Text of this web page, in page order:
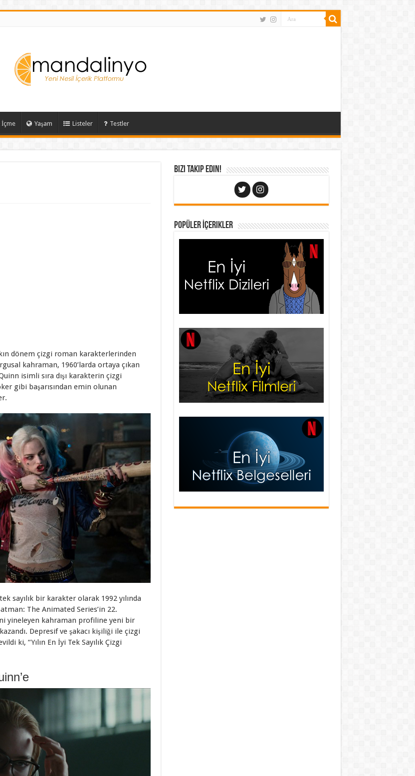
İçme Yaşam Listeler Testler
dönem çizgi roman karakterlerinden
kahraman, 1960’larda ortaya çıkan
isimli sıra dışı karakterin çizgi
gibi başarısından emin olunan
sayılık bir karakter olarak 1992 yılında
The Animated Series’in 22.
yineleyen kahraman profiline yeni bir
Depresif ve şakacı kişiliği ile çizgi
ki, “Yılın En İyi Tek Sayılık Çizgi
Bizi Takip Edin!
Popüler İçerikler